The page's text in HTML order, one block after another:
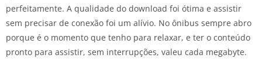
perfeitamente. A qualidade do download foi ótima e assistir
sem precisar de conexão foi um alívio. No ônibus sempre abro
porque é o momento que tenho para relaxar, e ter o conteúdo
pronto para assistir, sem interrupções, valeu cada megabyte.